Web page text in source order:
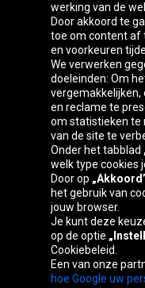
Oponeo-
Belgique
España
Österreich
werking van de
Door akkoord te
toe om content af
en voorkeuren
We verwerken
doeleinden: Om
vergemakkelijken,
en reclame te
om statistieken te
van de site te
Onder het tabblad
welk type cookies
Door op
het gebruik van
jouw browser.
Je kunt deze
op de optie
Cookiebeleid.
Een van onze
hoe Google uw